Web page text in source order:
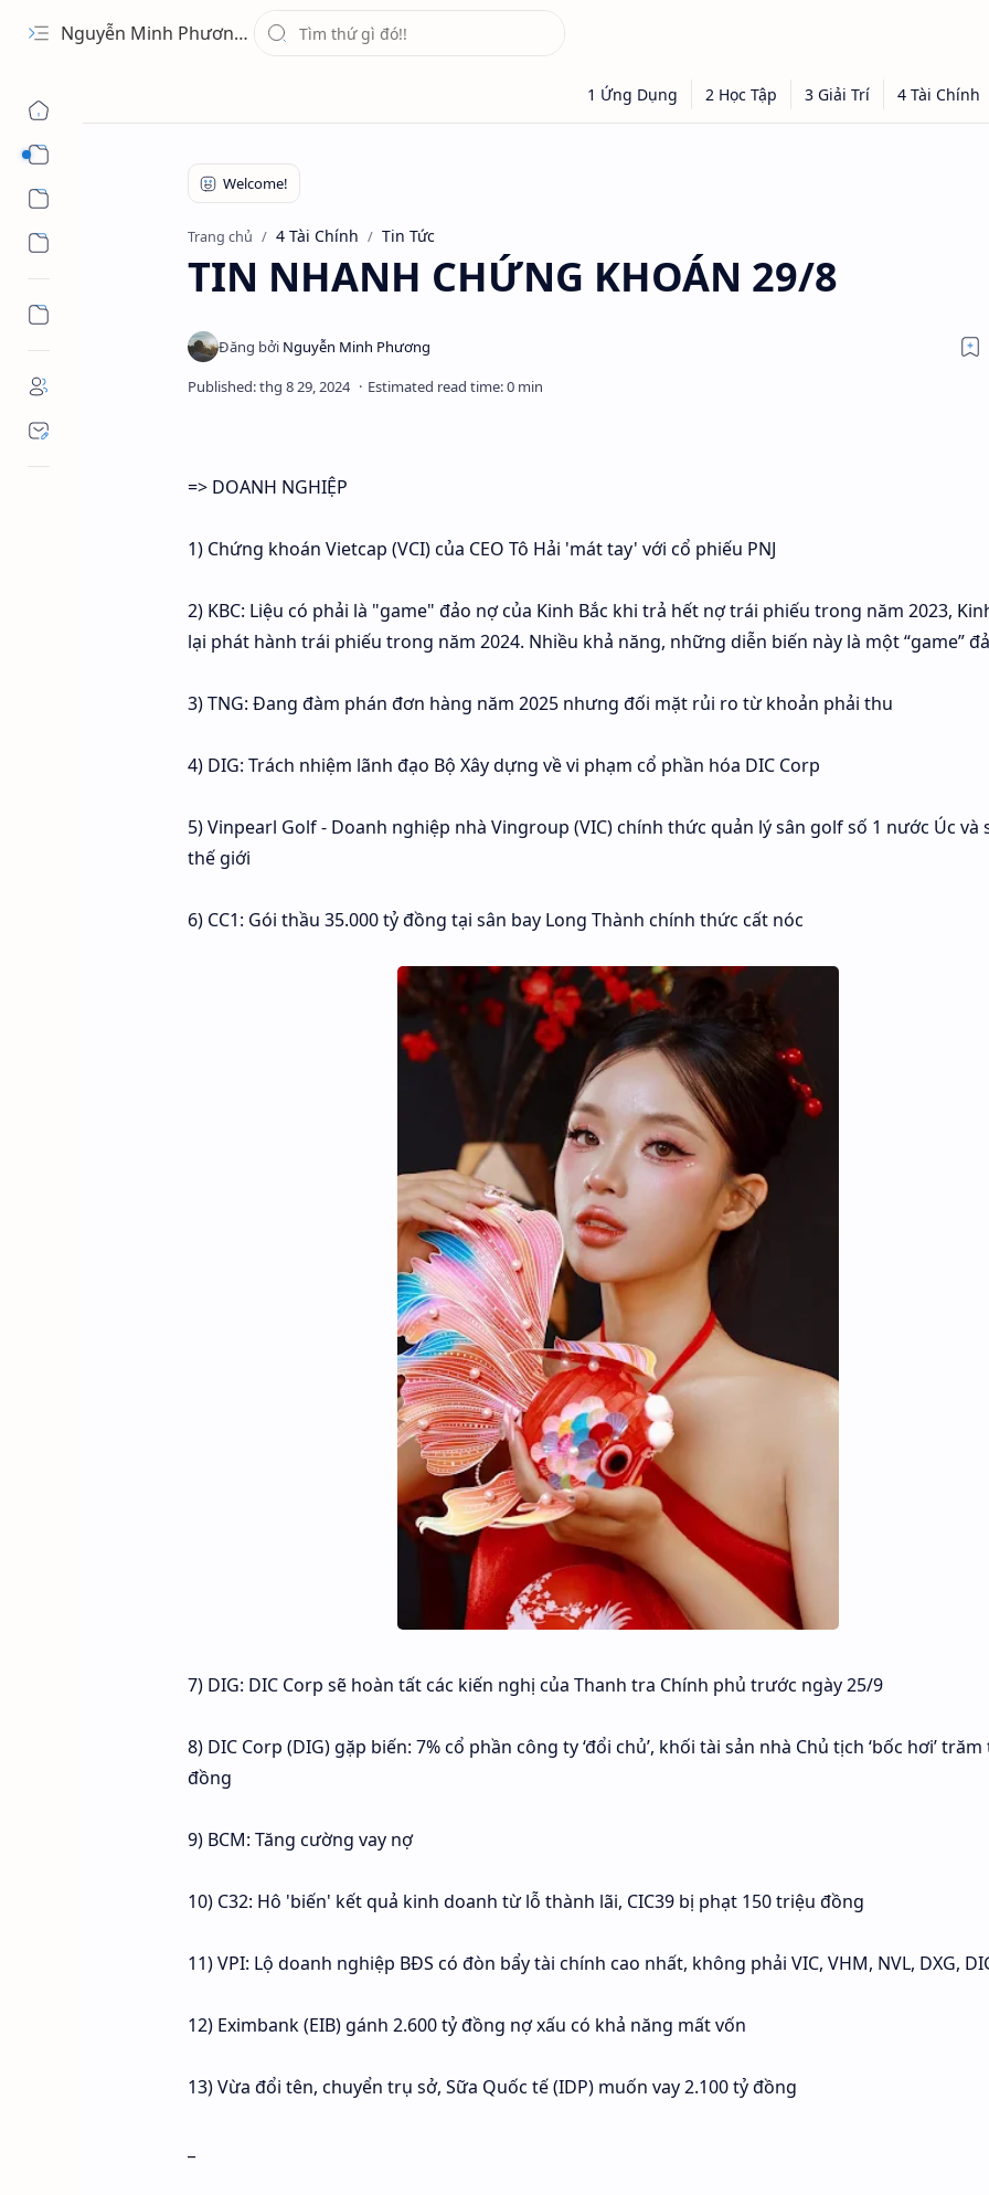
Nguyễn Minh Phương - Blog Chia sẻ Kiến thức Chứng khoán & Tài liệu Toán học
Trang chủ 4 Tài Chính Tin Tức
TIN NHANH CHỨNG KHOÁN 29/8
=> DOANH NGHIỆP
1) Chứng khoán Vietcap (VCI) của CEO Tô Hải 'mát tay' với cổ phiếu PNJ
2) KBC: Liệu có phải là "game" đảo nợ của Kinh Bắc khi trả hết nợ trái phiếu trong năm 2023,
lại phát hành trái phiếu trong năm 2024. Nhiều khả năng, những diễn biến này là một “game”
3) TNG: Đang đàm phán đơn hàng năm 2025 nhưng đối mặt rủi ro từ khoản phải thu
4) DIG: Trách nhiệm lãnh đạo Bộ Xây dựng về vi phạm cổ phần hóa DIC Corp
5) Vinpearl Golf - Doanh nghiệp nhà Vingroup (VIC) chính thức quản lý sân golf số 1 nước Úc và
thế giới
6) CC1: Gói thầu 35.000 tỷ đồng tại sân bay Long Thành chính thức cất nóc
7) DIG: DIC Corp sẽ hoàn tất các kiến nghị của Thanh tra Chính phủ trước ngày 25/9
8) DIC Corp (DIG) gặp biến: 7% cổ phần công ty ‘đổi chủ’, khối tài sản nhà Chủ tịch ‘bốc hơi’ trăm
đồng
9) BCM: Tăng cường vay nợ
10) C32: Hô 'biến' kết quả kinh doanh từ lỗ thành lãi, CIC39 bị phạt 150 triệu đồng
11) VPI: Lộ doanh nghiệp BĐS có đòn bẩy tài chính cao nhất, không phải VIC, VHM, NVL, DXG,
12) Eximbank (EIB) gánh 2.600 tỷ đồng nợ xấu có khả năng mất vốn
13) Vừa đổi tên, chuyển trụ sở, Sữa Quốc tế (IDP) muốn vay 2.100 tỷ đồng